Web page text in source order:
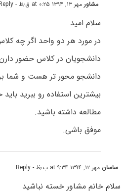
مشاورمهر ۱۳, ۱۳۹۴ at ۰:۲۵ ق٫ظ - Reply
سلام امید
در مورد هر دو واحد اگر چه
دانشجویان در کلاس حضور
دانشجو محور تر هست و شما
بیشترین استفاده رو ببرید
مطالعه داشته باشید.
موفق باشی.
ساسان مهر ۱۲, ۱۳۹۴ at ۹:۳۴ ب٫ظ - Reply
سلام خانم مشاور خسته نباشید